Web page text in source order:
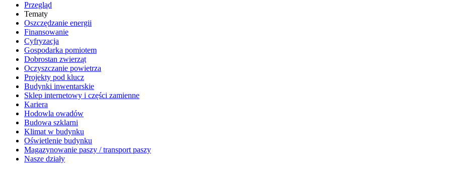
Przegląd
Tematy
​Oszczędzanie energii
Finansowanie
Cyfryzacja
Gospodarka pomiotem
Dobrostan zwierząt
Oczyszczanie powietrza
Projekty pod klucz
Budynki inwentarskie
Sklep internetowy i części zamienne
Kariera
Hodowla owadów
Budowa szklarni
Klimat w budynku
Oświetlenie budynku
Magazynowanie paszy / transport paszy
Nasze działy